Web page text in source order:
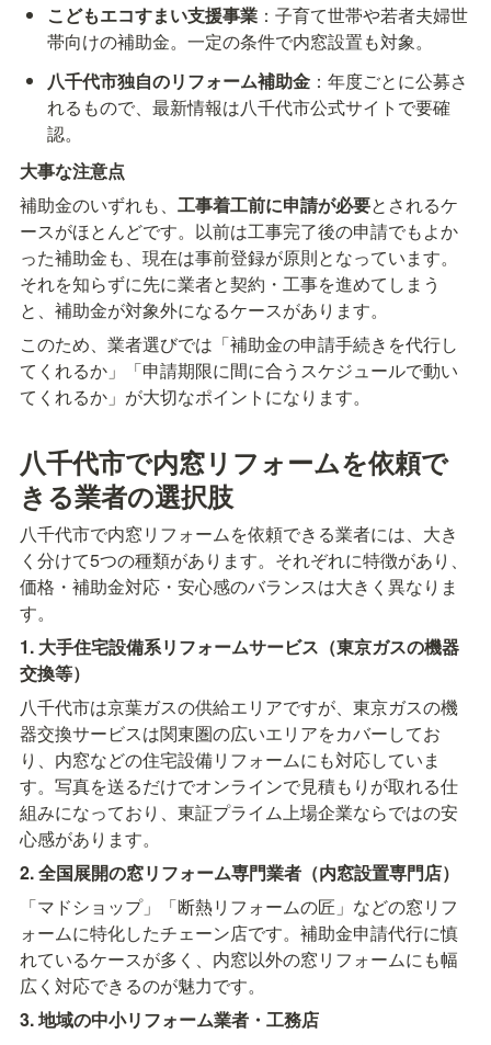
こどもエコすまい支援事業 ：子育て世帯や若者夫婦世
帯向けの補助金。一定の条件で内窓設置も対象。
八千代市独自のリフォーム補助金 ：年度ごとに公募さ
れるもので、最新情報は八千代市公式サイトで要確
認。
大事な注意点
補助金のいずれも、 工事着工前に申請が必要とされるケ
ースがほとんどです。以前は工事完了後の申請でもよか
った補助金も、現在は事前登録が原則となっています。
それを知らずに先に業者と契約・工事を進めてしまう
と、補助金が対象外になるケースがあります。
このため、業者選びでは「補助金の申請手続きを代行し
てくれるか」「申請期限に間に合うスケジュールで動い
てくれるか」が大切なポイントになります。
八千代市で内窓リフォームを依頼で
きる業者の選択肢
八千代市で内窓リフォームを依頼できる業者には、大き
く分けて5つの種類があります。それぞれに特徴があり、
価格・補助金対応・安心感のバランスは大きく異なりま
す。
1. 大手住宅設備系リフォームサービス（東京ガスの機器
交換等）
八千代市は京葉ガスの供給エリアですが、東京ガスの機
器交換サービスは関東圏の広いエリアをカバーしてお
り、内窓などの住宅設備リフォームにも対応していま
す。写真を送るだけでオンラインで見積もりが取れる仕
組みになっており、東証プライム上場企業ならではの安
心感があります。
2. 全国展開の窓リフォーム専門業者（内窓設置専門店）
「マドショップ」「断熱リフォームの匠」などの窓リフ
ォームに特化したチェーン店です。補助金申請代行に慎
れているケースが多く、内窓以外の窓リフォームにも幅
広く対応できるのが魅力です。
3. 地域の中小リフォーム業者・工務店